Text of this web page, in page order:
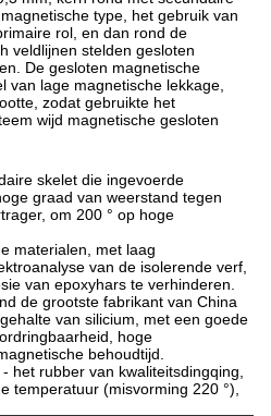
type, het gebruik van
rol, en dan rond de
veldlijnen stelden gesloten
De gesloten magnetische
van lage magnetische lekkage,
zodat gebruikte het
wijd magnetische gesloten
skelet die ingevoerde
graad van weerstand tegen
om 200 ° op hoge
materialen, met laag
van de isolerende verf,
van epoxyhars te verhinderen.
de grootste fabrikant van China
van silicium, met een goede
hoge
behoudtijd.
het rubber van kwaliteitsdingqing,
temperatuur (misvorming 220 °),